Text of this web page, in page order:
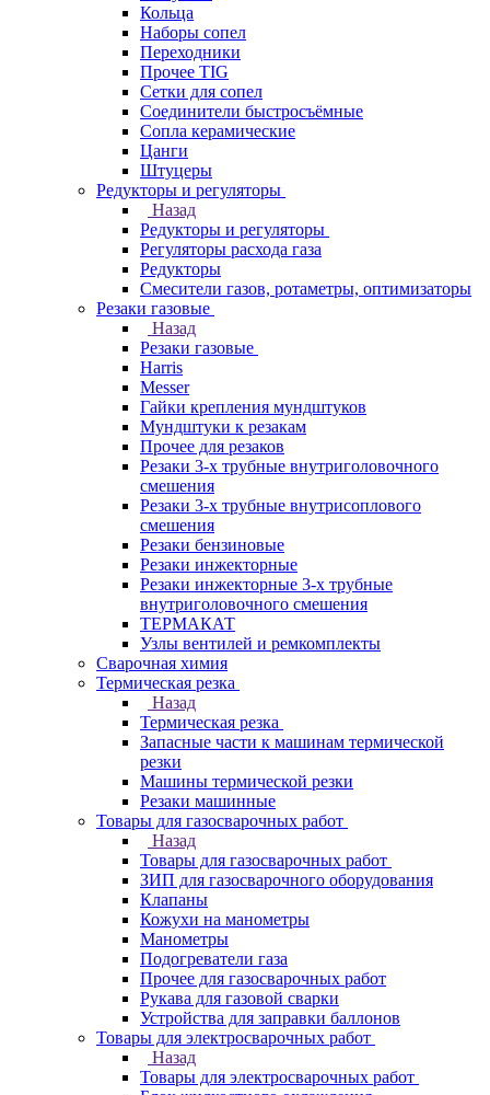
Кольца
Наборы сопел
Переходники
Прочее TIG
Сетки для сопел
Соединители быстросъёмные
Сопла керамические
Цанги
Штуцеры
Редукторы и регуляторы
Назад
Редукторы и регуляторы
Регуляторы расхода газа
Редукторы
Смесители газов, ротаметры, оптимизаторы
Резаки газовые
Назад
Резаки газовые
Harris
Messer
Гайки крепления мундштуков
Мундштуки к резакам
Прочее для резаков
Резаки 3-х трубные внутриголовочного
смешения
Резаки 3-х трубные внутрисоплового
смешения
Резаки бензиновые
Резаки инжекторные
Резаки инжекторные 3-х трубные
внутриголовочного смешения
ТЕРМАКАТ
Узлы вентилей и ремкомплекты
Сварочная химия
Термическая резка
Назад
Термическая резка
Запасные части к машинам термической
резки
Машины термической резки
Резаки машинные
Товары для газосварочных работ
Назад
Товары для газосварочных работ
ЗИП для газосварочного оборудования
Клапаны
Кожухи на манометры
Манометры
Подогреватели газа
Прочее для газосварочных работ
Рукава для газовой сварки
Устройства для заправки баллонов
Товары для электросварочных работ
Назад
Товары для электросварочных работ